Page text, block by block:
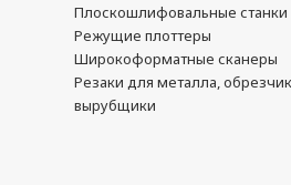
Плоскошлифовальные станки
Режущие плоттеры
Широкоформатные сканеры
Резаки для металла,
вырубщики